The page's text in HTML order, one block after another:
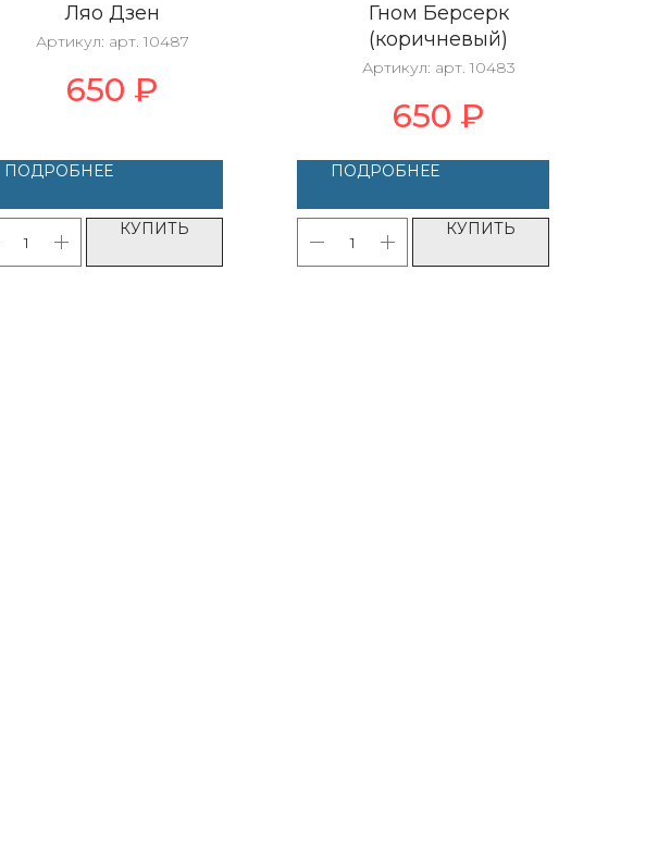
Ляо Дзен
Артикул: арт. 10487
650 ₽
ПОДРОБНЕЕ
КУПИТЬ
Гном Берсерк
(коричневый)
Артикул: арт. 10483
650 ₽
ПОДРОБНЕЕ
КУПИТЬ